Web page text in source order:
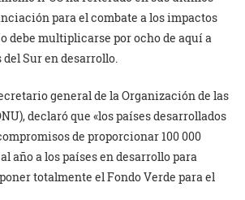
para el combate a los impactos
debe multiplicarse por ocho de aquí a
Sur en desarrollo.
general de la Organización de las
declaró que «los países desarrollados
de proporcionar 100 000
año a los países en desarrollo para
totalmente el Fondo Verde para el